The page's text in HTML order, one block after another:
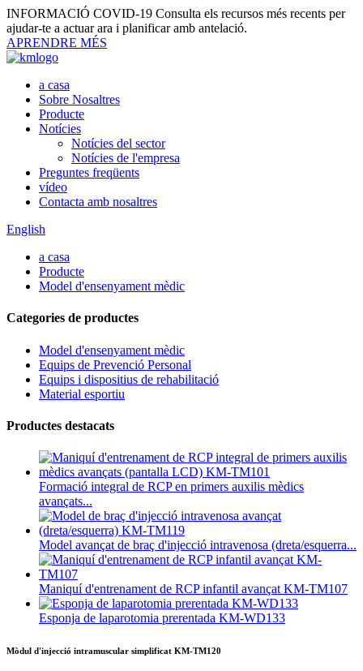
INFORMACIÓ COVID-19 Consulta els recursos més recents per
ajudar-te a actuar ara i planificar amb antelació.
APRENDRE MÉS
a casa
Sobre Nosaltres
Producte
Notícies
Notícies del sector
Notícies de l'empresa
Preguntes freqüents
vídeo
Contacta amb nosaltres
English
a casa
Producte
Model d'ensenyament mèdic
Categories de productes
Model d'ensenyament mèdic
Equips de Prevenció Personal
Equips i dispositius de rehabilitació
Material esportiu
Productes destacats
Formació integral de RCP en primers auxilis mèdics
avançats...
Model avançat de braç d'injecció intravenosa (dreta/esquerra...
Maniquí d'entrenament de RCP infantil avançat KM-TM107
Esponja de laparotomia prerentada KM-WD133
Mòdul d'injecció intramuscular simplificat KM-TM120